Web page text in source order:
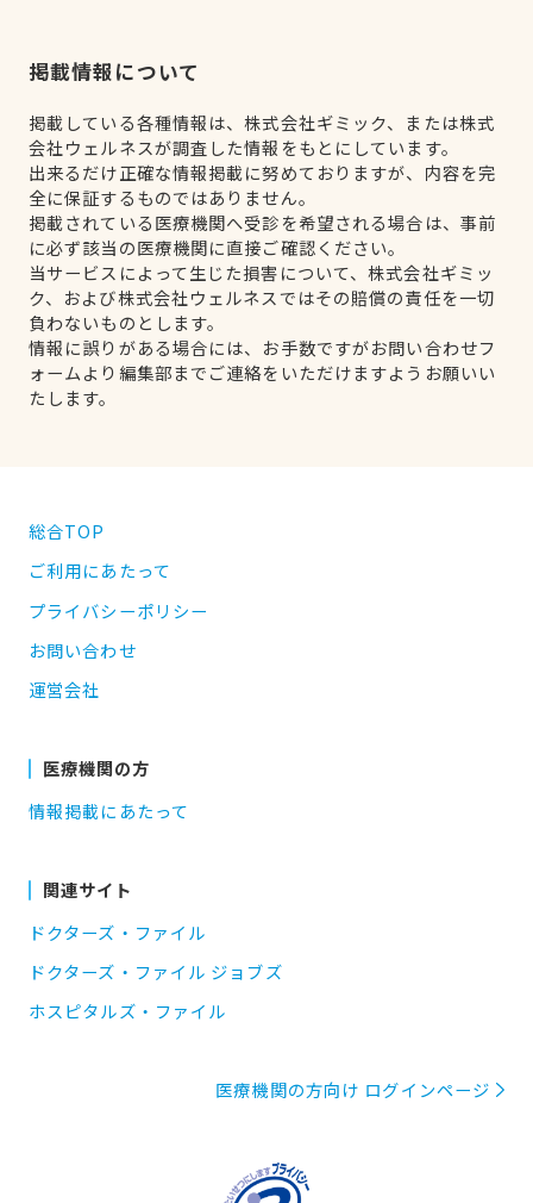
掲載情報について
掲載している各種情報は、株式会社ギミック、または株式
会社ウェルネスが調査した情報をもとにしています。
出来るだけ正確な情報掲載に努めておりますが、内容を完
全に保証するものではありません。
掲載されている医療機関へ受診を希望される場合は、事前
に必ず該当の医療機関に直接ご確認ください。
当サービスによって生じた損害について、株式会社ギミッ
ク、および株式会社ウェルネスではその賠償の責任を一切
負わないものとします。
情報に誤りがある場合には、お手数ですがお問い合わせフ
ォームより編集部までご連絡をいただけますようお願いい
たします。
総合TOP
ご利用にあたって
プライバシーポリシー
お問い合わせ
運営会社
医療機関の方
情報掲載にあたって
関連サイト
ドクターズ・ファイル
ドクターズ・ファイル ジョブズ
ホスピタルズ・ファイル
医療機関の方向け ログインページ